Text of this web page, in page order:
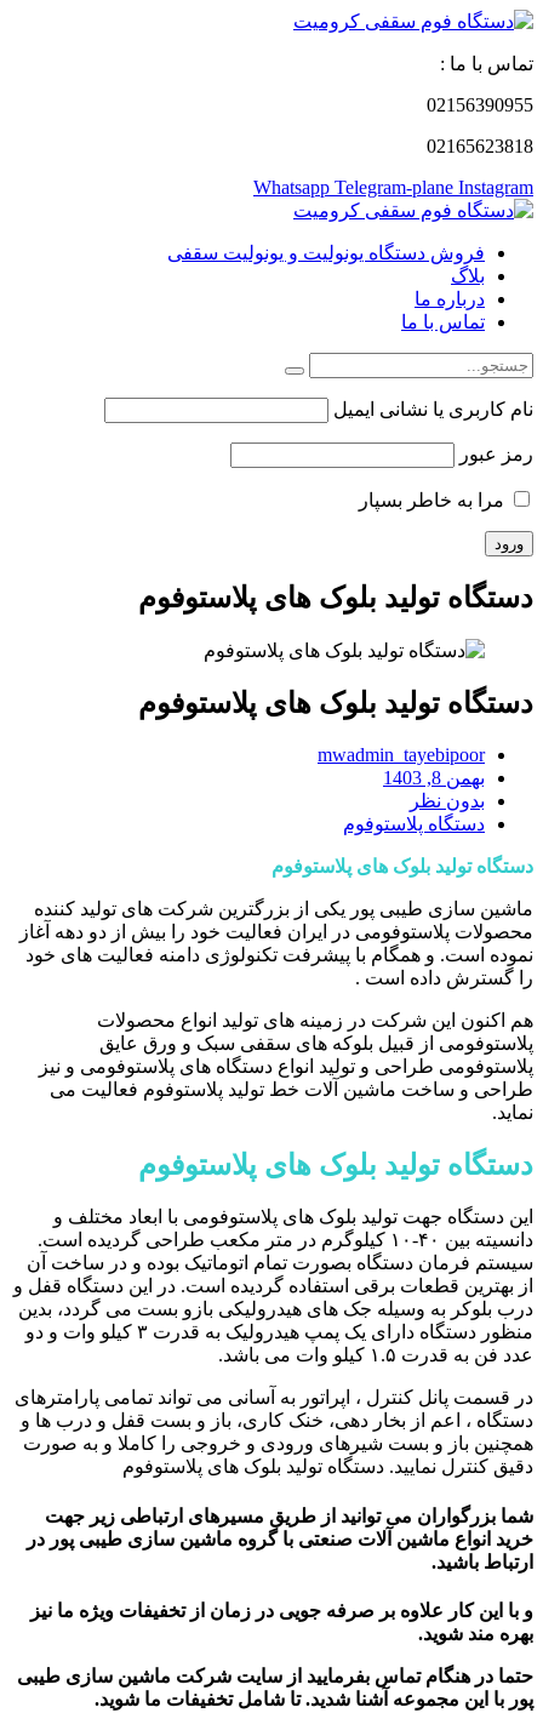
تماس با ما :
02156390955
02165623818
Whatsapp Telegram-plane Instagram
فروش دستگاه یونولیت و یونولیت سقفی
بلاگ
درباره ما
تماس با ما
نام کاربری یا نشانی ایمیل
رمز عبور
مرا به خاطر بسپار
دستگاه تولید بلوک های پلاستوفوم
دستگاه تولید بلوک های پلاستوفوم
mwadmin_tayebipoor
بهمن 8, 1403
بدون نظر
دستگاه پلاستوفوم
دستگاه تولید بلوک های پلاستوفوم
ماشین سازی طیبی پور یکی از بزرگترین شرکت های تولید کننده
محصولات پلاستوفومی در ایران فعالیت خود را بیش از دو دهه آغاز
نموده است. و همگام با پیشرفت تکنولوژی دامنه فعالیت های خود
را گسترش داده است .
هم اکنون این شرکت در زمینه های تولید انواع محصولات
پلاستوفومی از قبیل بلوکه های سقفی سبک و ورق عایق
پلاستوفومی طراحی و تولید انواع دستگاه های پلاستوفومی و نیز
طراحی و ساخت ماشین آلات خط تولید پلاستوفوم فعالیت می
نماید.
دستگاه تولید بلوک های پلاستوفوم
این دستگاه جهت تولید بلوک های پلاستوفومی با ابعاد مختلف و
دانسیته بین ۴۰-۱۰ کیلوگرم در متر مکعب طراحی گردیده است.
سیستم فرمان دستگاه بصورت تمام اتوماتیک بوده و در ساخت آن
از بهترین قطعات برقی استفاده گردیده است. در این دستگاه قفل و
درب بلوکر به وسیله جک های هیدرولیکی بازو بست می گردد، بدین
منظور دستگاه دارای یک پمپ هیدرولیک به قدرت ۳ کیلو وات و دو
عدد فن به قدرت ۱.۵ کیلو وات می باشد.
در قسمت پانل کنترل ، اپراتور به آسانی می تواند تمامی پارامترهای
دستگاه ، اعم از بخار دهی، خنک کاری، باز و بست قفل و درب ها و
همچنین باز و بست شیرهای ورودی و خروجی را کاملا و به صورت
دقیق کنترل نمایید. دستگاه تولید بلوک های پلاستوفوم
شما بزرگواران می توانید از طریق مسیرهای ارتباطی زیر جهت
خرید انواع ماشین آلات صنعتی با گروه ماشین سازی طیبی پور در
ارتباط باشید.
و با این کار علاوه بر صرفه جویی در زمان از تخفیفات ویژه ما نیز
بهره مند شوید.
حتما در هنگام تماس بفرمایید از سایت شرکت ماشین سازی طیبی
پور با این مجموعه آشنا شدید. تا شامل تخفیفات ما شوید.